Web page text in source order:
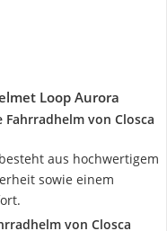
Loop Aurora
von Closca
aus hochwertigem
sowie einem
von Closca